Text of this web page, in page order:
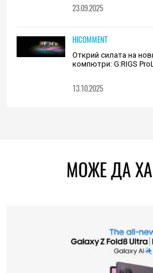
23.09.2025
HICOMMENT
Открий силата на
компютри: G:RIGS
13.10.2025
МОЖЕ ДА